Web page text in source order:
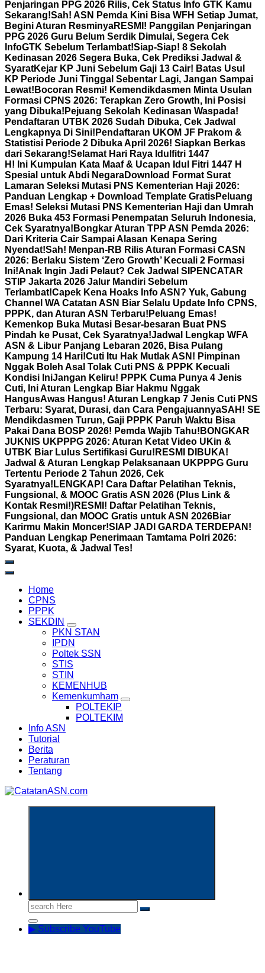
Penjaringan PPG 2026 Rilis, Cek Status Info GTK Kamu
Sekarang!Sah! ASN Pemda Kini Bisa WFH Setiap Jumat,
Begini Aturan ResminyaRESMI! Panggilan Penjaringan
PPG 2026 Guru Belum Serdik Dimulai, Segera Cek
InfoGTK Sebelum Terlambat!Siap-Siap! 8 Sekolah
Kedinasan 2026 Segera Buka, Cek Prediksi Jadwal &
SyaratKejar KP Juni Sebelum Gaji 13 Cair! Batas Usul
KP Periode Juni Tinggal Sebentar Lagi, Jangan Sampai
Lewat! Bocoran Resmi! Kemendikdasmen Minta Usulan
Formasi CPNS 2026: Terapkan Zero Growth, Ini Posisi
yang Dibuka! Pejuang Sekolah Kedinasan Waspada!
Pendaftaran UTBK 2026 Sudah Dibuka, Cek Jadwal
Lengkapnya Di Sini! Pendaftaran UKOM JF Prakom &
Statistisi Periode 2 Dibuka April 2026! Siapkan Berkas
dari Sekarang!Selamat Hari Raya Idulfitri 1447
H! Ini Kumpulan Kata Maaf & Ucapan Idul Fitri 1447 H
Spesial untuk Abdi NegaraDownload Format Surat
Lamaran Seleksi Mutasi PNS Kementerian Haji 2026:
Panduan Lengkap + Download Template GratisPeluang
Emas! Seleksi Mutasi PNS Kementerian Haji dan Umrah
2026 Buka 453 Formasi Penempatan Seluruh Indonesia,
Cek Syaratnya! Bongkar Aturan TPP ASN Pemda 2026:
Dari Kriteria Cair Sampai Alasan Kenapa Sering
Nyendat!Sah! Menpan-RB Rilis Aturan Formasi CASN
2026: Berlaku Sistem ‘Zero Growth’ Kecuali 2 Formasi
Ini!Anak Ingin Jadi Pelaut? Cek Jadwal SIPENCATAR
STIP Jakarta 2026 Jalur Mandiri Sebelum
Terlambat!Capek Kena Hoaks Info ASN? Yuk, Gabung
Channel WA Catatan ASN Biar Selalu Update Info CPNS,
PPPK, dan Aturan ASN Terbaru! Peluang Emas!
Kemenkop Buka Mutasi Besar-besaran Buat PNS
Pindah ke Pusat, Cek Syaratnya!Jadwal Lengkap WFA
ASN & Libur Panjang Lebaran 2026, Bisa Pulang
Kampung 14 Hari!Cuti Itu Hak Mutlak ASN! Pimpinan
Nggak Boleh Asal Tolak Cuti PNS & PPPK Kecuali
Kondisi IniJangan Keliru! PPPK Cuma Punya 4 Jenis
Cuti, Ini Aturan Lengkap Biar Hakmu Nggak
HangusAwas Hangus! Aturan Lengkap 7 Jenis Cuti PNS
Terbaru: Syarat, Durasi, dan Cara PengajuannyaSAH! SE
Mendikdasmen Turun, Gaji PPPK Paruh Waktu Bisa
Pakai Dana BOSP 2026! Pemda Wajib Tahu! BONGKAR
JUKNIS UKPPPG 2026: Aturan Ketat Video UKin &
UTBK Biar Lulus Sertifikasi Guru! RESMI DIBUKA!
Jadwal & Aturan Lengkap Pelaksanaan UKPPPG Guru
Tertentu Periode 2 Tahun 2026, Cek
Syaratnya! LENGKAP! Cara Daftar Pelatihan Teknis,
Fungsional, & MOOC Gratis ASN 2026 (Plus Link &
Kontak Resmi!)RESMI! Daftar Pelatihan Teknis,
Fungsional, dan MOOC Gratis untuk ASN 2026Biar
Karirmu Makin Moncer!SIAP JADI GARDA TERDEPAN!
Panduan Lengkap Penerimaan Tamtama Polri 2026:
Syarat, Kuota, & Jadwal Tes!
Home
CPNS
PPPK
SEKDIN
PKN STAN
IPDN
Poltek SSN
STIS
STIN
KEMENHUB
Kemenkumham
POLTEKIP
POLTEKIM
Info ASN
Tutorial
Berita
Peraturan
Tentang
Search
for:
▶ Subscribe YouTube